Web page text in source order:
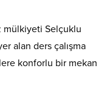
mülkiyeti Selçuklu
alan ders çalışma
konforlu bir mekan